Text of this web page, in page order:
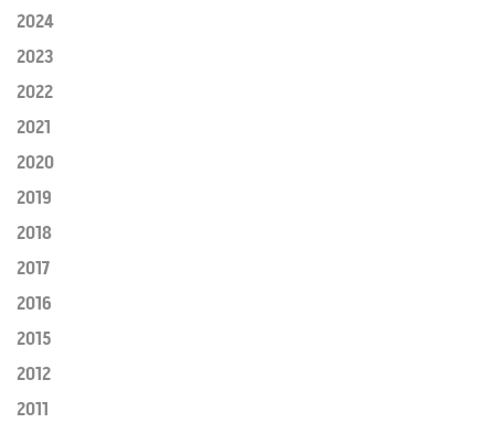
2024
2023
2022
2021
2020
2019
2018
2017
2016
2015
2012
2011